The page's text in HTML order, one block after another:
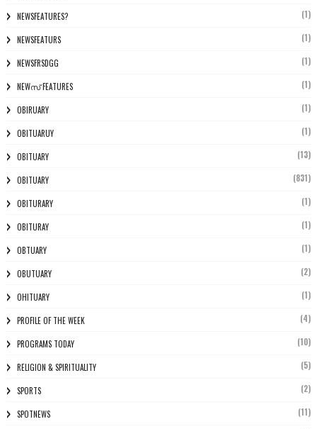
NEWSFEATURES? (1)
NEWSFEATURS (1)
NEWSFRSDGG (1)
NEWസ് FEATURES (1)
OBIRUARY (1)
OBITUARUY (1)
OBITUARY (13)
OBITUARY (831)
OBITURARY (1)
OBITURAY (1)
OBTUARY (1)
OBUTUARY (2)
OHITUARY (1)
PROFILE OF THE WEEK (4)
PROGRAMS TODAY (10)
RELIGION & SPIRITUALITY (5)
SPORTS (2)
SPOTNEWS (11)